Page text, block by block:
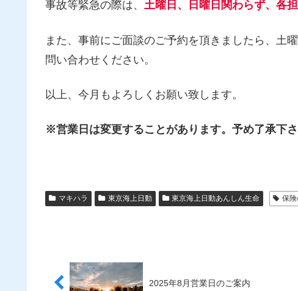
事故等緊急の際は、 土曜日、日曜日関わらず、各
また、事前にご面談のご予約を頂きましたら、土
問い合わせください。
以上、今月もよろしくお願い致します。
※営業日は変更することがあります。予め了承下さ
マキハラ 東京海上日動 東京海上日動あんしん生命 保険
2025年8月営業日のご案内